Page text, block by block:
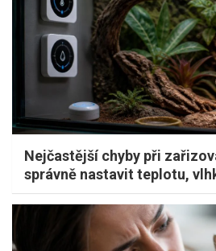
Nejčastější chyby při
správně nastavit teplotu,